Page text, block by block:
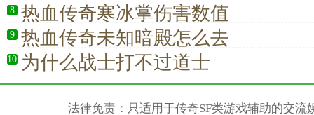
8 热血传奇寒冰掌伤害数值
9 热血传奇未知暗殿怎么去
10 为什么战士打不过道士
法律免责：只适用于传奇SF类游戏辅助的交